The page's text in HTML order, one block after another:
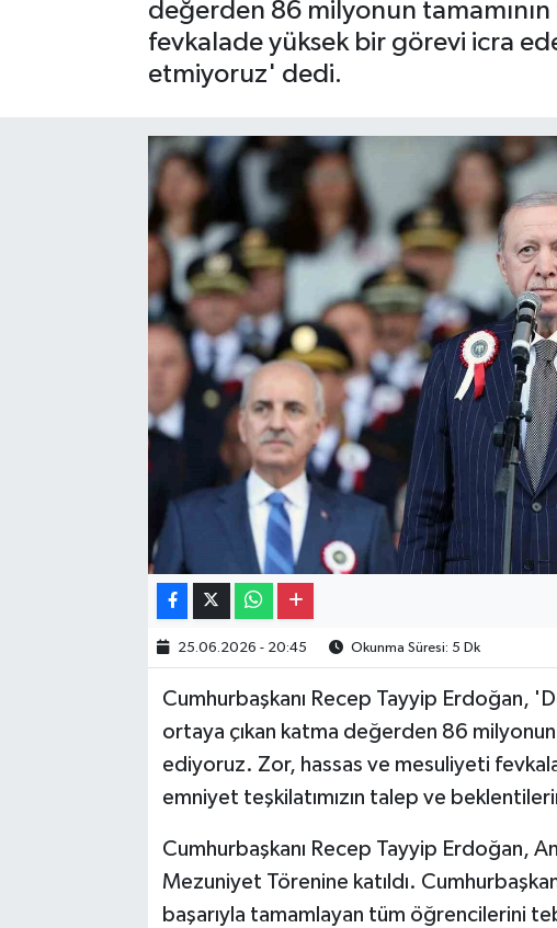
değerden 86 milyonun
fevkalade yüksek bir görevi icra
etmiyoruz' dedi.
25.06.2026 - 20:45 Okunma Süresi: 5 Dk
Cumhurbaşkanı Recep Tayyip Erdoğan,
ortaya çıkan katma değerden 86 milyonun
ediyoruz. Zor, hassas ve mesuliyeti
emniyet teşkilatımızın talep ve
Cumhurbaşkanı Recep Tayyip Erdoğan,
Mezuniyet Törenine katıldı.
başarıyla tamamlayan tüm öğrencilerini
Gayrimenkul